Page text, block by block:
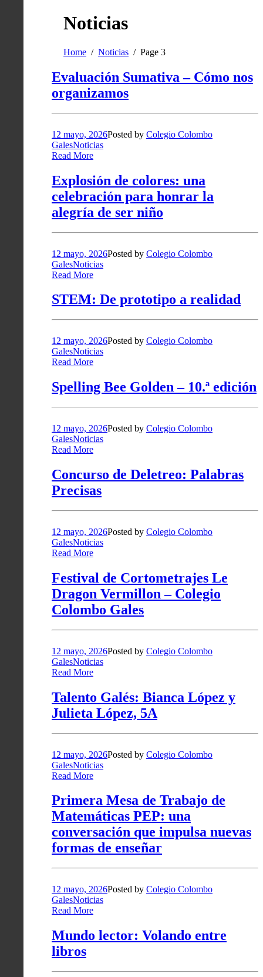
Noticias
Home Noticias Page 3
Evaluación Sumativa – Cómo nos
organizamos
12 mayo, 2026Posted by Colegio Colombo
GalesNoticias
Read More
Explosión de colores: una
celebración para honrar la
alegría de ser niño
12 mayo, 2026Posted by Colegio Colombo
GalesNoticias
Read More
STEM: De prototipo a realidad
12 mayo, 2026Posted by Colegio Colombo
GalesNoticias
Read More
Spelling Bee Golden – 10.ª edición
12 mayo, 2026Posted by Colegio Colombo
GalesNoticias
Read More
Concurso de Deletreo: Palabras
Precisas
12 mayo, 2026Posted by Colegio Colombo
GalesNoticias
Read More
Festival de Cortometrajes Le
Dragon Vermillon – Colegio
Colombo Gales
12 mayo, 2026Posted by Colegio Colombo
GalesNoticias
Read More
Talento Galés: Bianca López y
Julieta López, 5A
12 mayo, 2026Posted by Colegio Colombo
GalesNoticias
Read More
Primera Mesa de Trabajo de
Matemáticas PEP: una
conversación que impulsa nuevas
formas de enseñar
12 mayo, 2026Posted by Colegio Colombo
GalesNoticias
Read More
Mundo lector: Volando entre
libros